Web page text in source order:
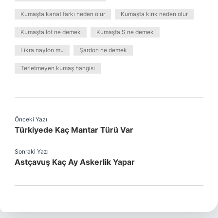
Kumaşta kanat farkı neden olur Kumaşta kırık neden olur
Kumaşta lot ne demek Kumaşta S ne demek
Likra naylon mu Şardon ne demek
Terletmeyen kumaş hangisi
Önceki Yazı
Türkiyede Kaç Mantar Türü Var
Sonraki Yazı
Astçavuş Kaç Ay Askerlik Yapar